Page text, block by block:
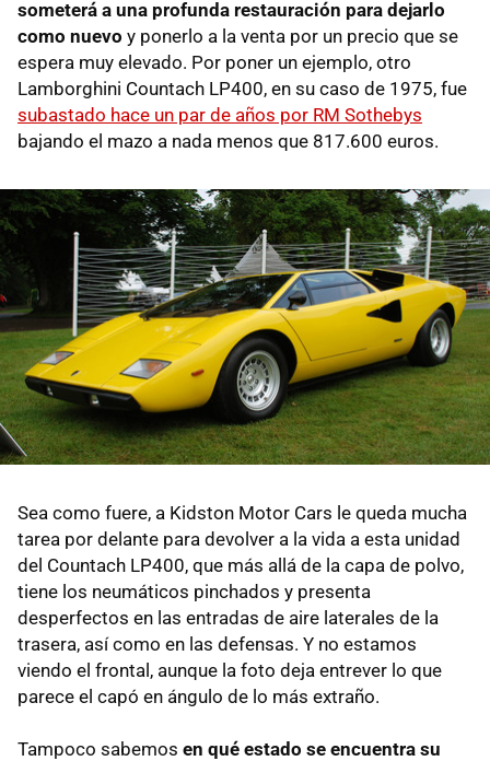
someterá a una profunda restauración para dejarlo
como nuevo y ponerlo a la venta por un precio que se
espera muy elevado. Por poner un ejemplo, otro
Lamborghini Countach LP400, en su caso de 1975, fue
subastado hace un par de años por RM Sothebys
bajando el mazo a nada menos que 817.600 euros.
Sea como fuere, a Kidston Motor Cars le queda mucha
tarea por delante para devolver a la vida a esta unidad
del Countach LP400, que más allá de la capa de polvo,
tiene los neumáticos pinchados y presenta
desperfectos en las entradas de aire laterales de la
trasera, así como en las defensas. Y no estamos
viendo el frontal, aunque la foto deja entrever lo que
parece el capó en ángulo de lo más extraño.
Tampoco sabemos en qué estado se encuentra su